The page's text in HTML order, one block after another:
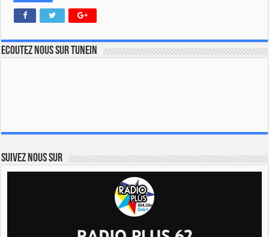
Ecoutez nous sur TuneIn
Suivez nous sur